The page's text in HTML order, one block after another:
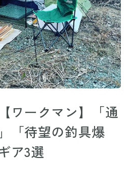
ワークマン】「通
「待望の釣具爆
ア3選